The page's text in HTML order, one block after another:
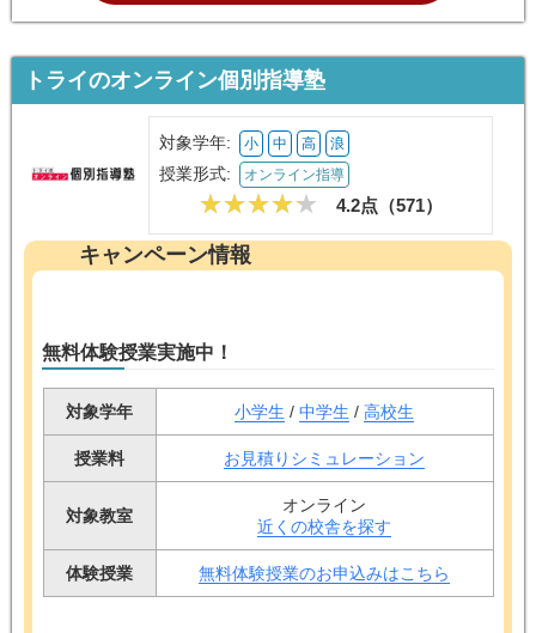
トライのオンライン個別指導塾
対象学年: 小 中 高 浪
授業形式: オンライン指導
4.2点（571）
キャンペーン情報
無料体験授業実施中！
対象学年 小学生 / 中学生 / 高校生
授業料 お見積りシミュレーション
対象教室
オンライン
近くの校舎を探す
体験授業 無料体験授業のお申込みはこちら